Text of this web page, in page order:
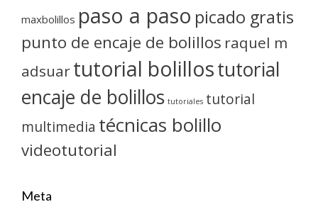
maxbolillos paso a paso picado gratis
punto de encaje de bolillos raquel m
adsuartutorial bolillostutorial
encaje de bolillos tutoriales tutorial
multimedia técnicas bolillo
videotutorial
Meta